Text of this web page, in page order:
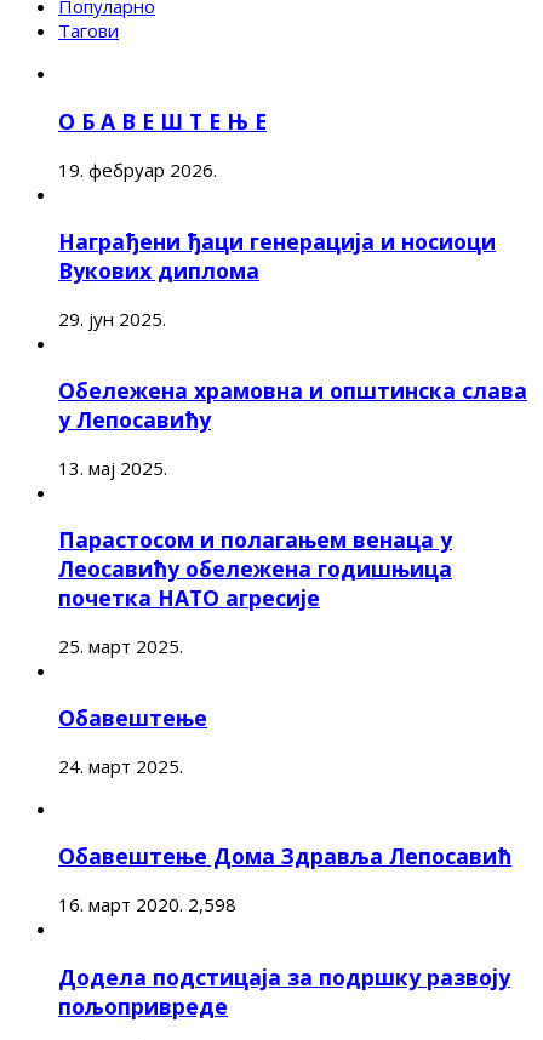
Популарно
Тагови
О Б А В Е Ш Т Е Њ Е
19. фебруар 2026.
Награђени ђаци генерација и носиоци
Вукових диплома
29. јун 2025.
Обележена храмовна и општинска слава
у Лепосавићу
13. мај 2025.
Парастосом и полагањем венаца у
Леосавићу обележена годишњица
почетка НАТО агресије
25. март 2025.
Обавештење
24. март 2025.
Обавештење Дома Здравља Лепосавић
16. март 2020. 2,598
Додела подстицаја за подршку развоју
пољопривреде